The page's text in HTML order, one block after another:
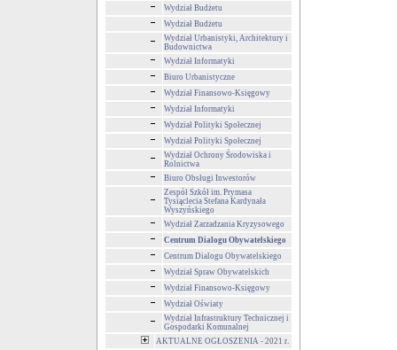
Wydział Budżetu
Wydział Budżetu
Wydział Urbanistyki, Architektury i
Budownictwa
Wydział Informatyki
Biuro Urbanistyczne
Wydział Finansowo-Księgowy
Wydział Informatyki
Wydział Polityki Społecznej
Wydział Polityki Społecznej
Wydział Ochrony Środowiska i
Rolnictwa
Biuro Obsługi Inwestorów
Zespół Szkół im. Prymasa
Tysiąclecia Stefana Kardynała
Wyszyńskiego
Wydział Zarzadzania Kryzysowego
Centrum Dialogu Obywatelskiego
Centrum Dialogu Obywatelskiego
Wydział Spraw Obywatelskich
Wydział Finansowo-Księgowy
Wydział Oświaty
Wydział Infrastruktury Technicznej i
Gospodarki Komunalnej
AKTUALNE OGŁOSZENIA - 2021 r.